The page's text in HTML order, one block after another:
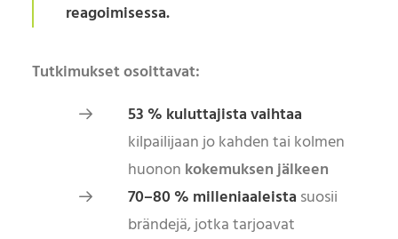
reagoimisessa.
Tutkimukset osoittavat:
53 % kuluttajista vaihtaa
kilpailijaan jo kahden tai kolmen
huonon kokemuksen jälkeen
70–80 % milleniaaleista suosii
brändejä, jotka tarjoavat